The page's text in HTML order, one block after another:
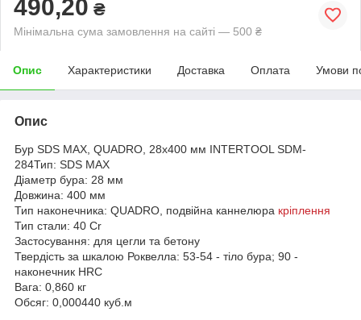
490,20 ₴
Мінімальна сума замовлення на сайті — 500 ₴
Опис Характеристики Доставка Оплата Умови
Опис
Бур SDS MAX, QUADRO, 28x400 мм INTERTOOL SDM-
284Тип: SDS MAX
Діаметр бура: 28 мм
Довжина: 400 мм
Тип наконечника: QUADRO, подвійна каннелюра кріплення
Тип стали: 40 Cr
Застосування: для цегли та бетону
Твердість за шкалою Роквелла: 53-54 - тіло бура; 90 -
наконечник HRC
Вага: 0,860 кг
Обсяг: 0,000440 куб.м